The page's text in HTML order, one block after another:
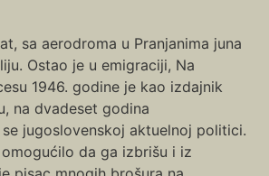
sa aerodroma u Pranjanima juna
Ostao je u emigraciji, Na
1946. godine je kao izdajnik
na dvadeset godina
jugoslovenskoj aktuelnoj politici.
da ga izbrišu i iz